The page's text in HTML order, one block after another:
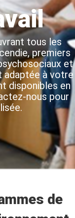
tous les
premiers
et
adaptée à votre
disponibles en
nous pour
de